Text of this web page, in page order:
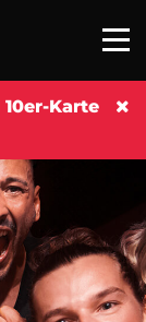
Karte